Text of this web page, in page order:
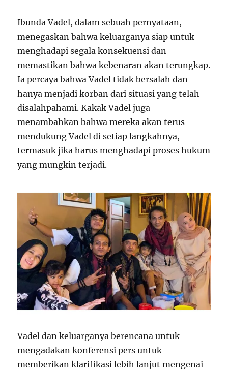
Ibunda Vadel, dalam sebuah pernyataan,
menegaskan bahwa keluarganya siap untuk
menghadapi segala konsekuensi dan
memastikan bahwa kebenaran akan terungkap.
Ia percaya bahwa Vadel tidak bersalah dan
hanya menjadi korban dari situasi yang telah
disalahpahami. Kakak Vadel juga
menambahkan bahwa mereka akan terus
mendukung Vadel di setiap langkahnya,
termasuk jika harus menghadapi proses hukum
yang mungkin terjadi.
Vadel dan keluarganya berencana untuk
mengadakan konferensi pers untuk
memberikan klarifikasi lebih lanjut mengenai